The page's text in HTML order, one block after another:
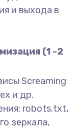
и выхода в
(1 -2
Screaming
и др.
robots.txt,
зеркала,